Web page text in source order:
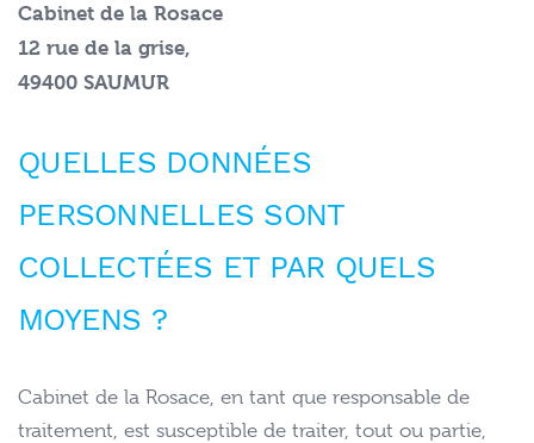
Cabinet de la Rosace
12 rue de la grise,
49400 SAUMUR
QUELLES DONNÉES
PERSONNELLES SONT
COLLECTÉES ET PAR QUELS
MOYENS ?
Cabinet de la Rosace, en tant que responsable de
traitement, est susceptible de traiter, tout ou partie,